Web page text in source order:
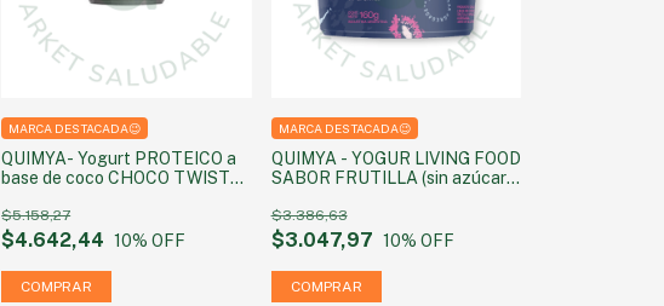
QUIMYA- Yogurt PROTEICO a
base de coco CHOCO TWIST
$4.642,44
$5.158,27
10% OFF
MARCA DESTACADA😉
QUIMYA - YOGUR LIVING FOOD
SABOR FRUTILLA (sin azúcar
$3.047,97
$3.386,63
10% OFF
MARCA DESTACADA😉